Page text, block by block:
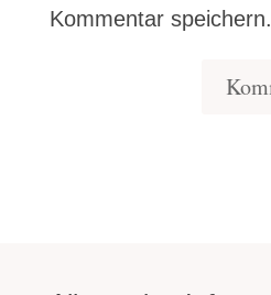
Kommentar speichern.